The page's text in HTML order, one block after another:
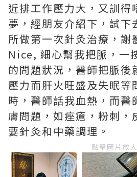
近排工作壓力大，又訓得
夢，經朋友介紹下，試下
所做第一次針灸治療，謝
Nice, 細心幫我把脈，一
的問題狀況，醫師把脈後
壓力而肝火旺盛及失眠等
時，醫師話我血熱，而醫
膚問題，如痤瘡，粉刺，
要針灸和中藥調理。
點擊圖片放大